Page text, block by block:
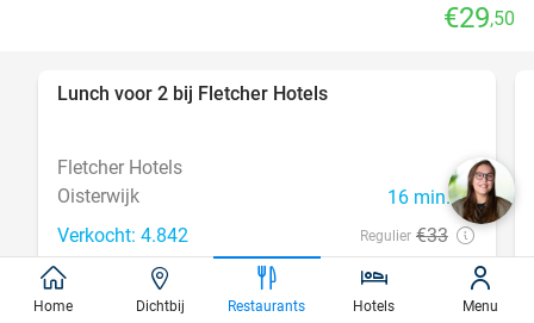
€29,50
Lunch voor 2 bij Fletcher Hotels
Fletcher Hotels
Oisterwijk
16 min.directions_car
Verkocht: 4.842 Regulier €33
,90
Home Dichtbij Restaurants Hotels Menu